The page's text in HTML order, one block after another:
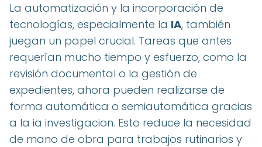
La automatización y la incorporación de
tecnologías, especialmente la IA, también
juegan un papel crucial. Tareas que antes
requerían mucho tiempo y esfuerzo, como la
revisión documental o la gestión de
expedientes, ahora pueden realizarse de
forma automática o semiautomática gracias
a la ia investigacion. Esto reduce la necesidad
de mano de obra para trabajos rutinarios y